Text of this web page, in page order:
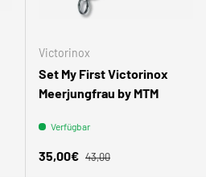
Victorinox
Set My First Victorinox
Meerjungfrau by MTM
Verfügbar
Verkaufspreis
35,00€ Normaler Preis
43,00